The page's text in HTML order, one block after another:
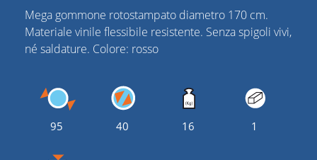
Mega gommone rotostampato diametro 170 cm.
Materiale vinile flessibile resistente. Senza spigoli vivi,
né saldature. Colore: rosso
95 40 16 1